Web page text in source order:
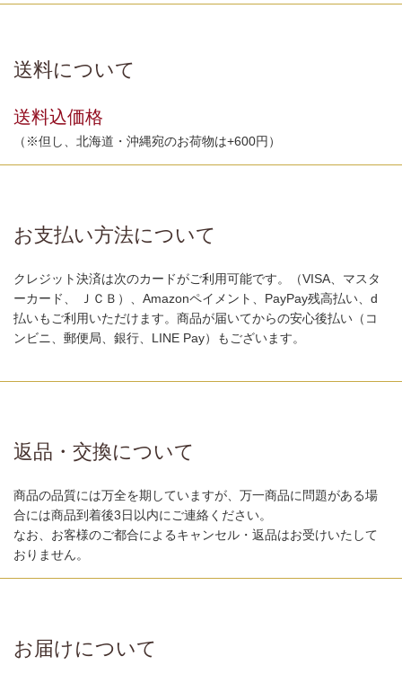
送料について
送料込価格
（※但し、北海道・沖縄宛のお荷物は+600円）
お支払い方法について
クレジット決済は次のカードがご利用可能です。（VISA、マスタ
ーカード、 ＪＣＢ）、Amazonペイメント、PayPay残高払い、d
払いもご利用いただけます。商品が届いてからの安心後払い（コ
ンビニ、郵便局、銀行、LINE Pay）もございます。
返品・交換について
商品の品質には万全を期していますが、万一商品に問題がある場
合には商品到着後3日以内にご連絡ください。
なお、お客様のご都合によるキャンセル・返品はお受けいたして
おりません。
お届けについて